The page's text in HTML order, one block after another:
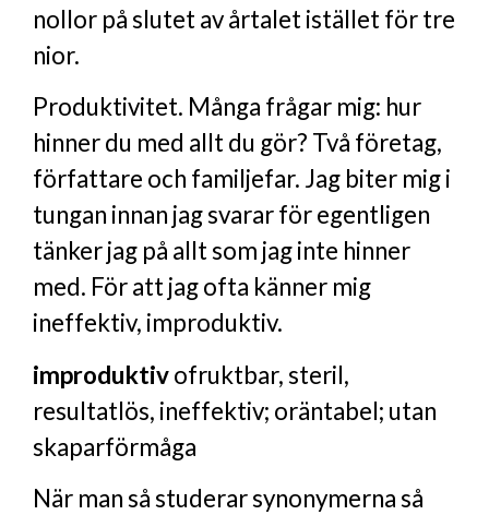
nollor på slutet av årtalet istället för tre
nior.
Produktivitet. Många frågar mig: hur
hinner du med allt du gör? Två företag,
författare och familjefar. Jag biter mig i
tungan innan jag svarar för egentligen
tänker jag på allt som jag inte hinner
med. För att jag ofta känner mig
ineffektiv, improduktiv.
improduktivofruktbar, steril,
resultatlös, ineffektiv; oräntabel; utan
skaparförmåga
När man så studerar synonymerna så